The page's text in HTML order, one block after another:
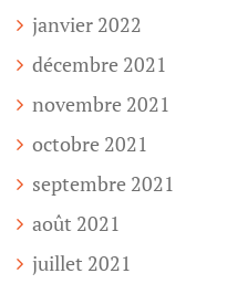
janvier 2022
décembre 2021
novembre 2021
octobre 2021
septembre 2021
août 2021
juillet 2021